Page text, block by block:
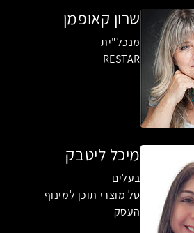
שרון קאופמן
מנכל"ית
RESTAR
מיכל ליטבק
בעלים
סל מוצרי תוכן למינוף
העסק